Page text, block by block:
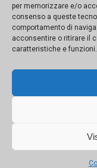
per memorizzare e/o
consenso a queste
comportamento di
acconsentire o ritirare il
caratteristiche e funzioni.